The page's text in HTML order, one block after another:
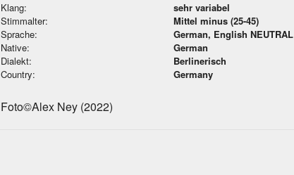
Klang:
sehr variabel
Stimmalter:
Mittel minus (25-45)
Sprache:
German, English NEUTRAL
Native:
German
Dialekt:
Berlinerisch
Country:
Germany
Foto©Alex Ney (2022)